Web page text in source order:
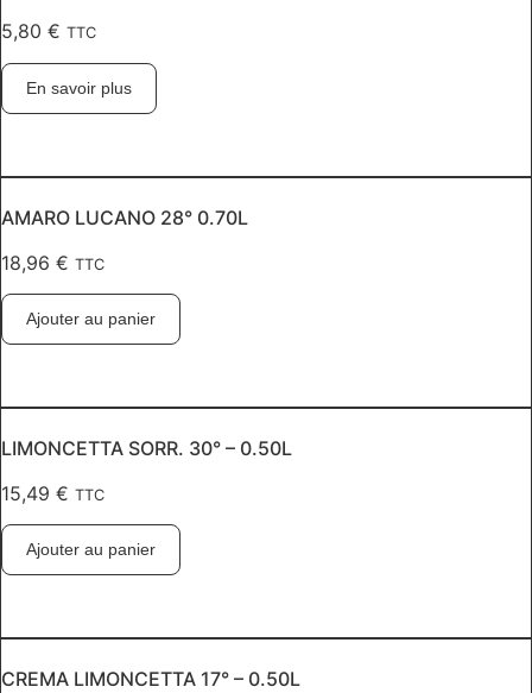
5,80 € TTC
En savoir plus
AMARO LUCANO 28° 0.70L
18,96 € TTC
Ajouter au panier
LIMONCETTA SORR. 30° – 0.50L
15,49 € TTC
Ajouter au panier
CREMA LIMONCETTA 17° – 0.50L